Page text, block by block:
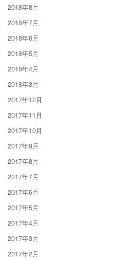
2018年8月
2018年7月
2018年6月
2018年5月
2018年4月
2018年3月
2017年12月
2017年11月
2017年10月
2017年9月
2017年8月
2017年7月
2017年6月
2017年5月
2017年4月
2017年3月
2017年2月